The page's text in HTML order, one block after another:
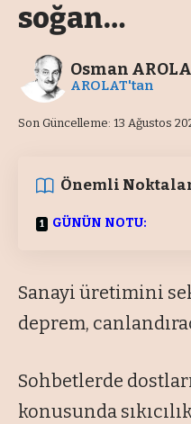
soğan…
Son Güncelleme: 13 Ağustos
Osman
AROLAT'tan
Önemli
GÜNÜN NOTU:
Sanayi üretimini
deprem,
Sohbetlerde
konusunda